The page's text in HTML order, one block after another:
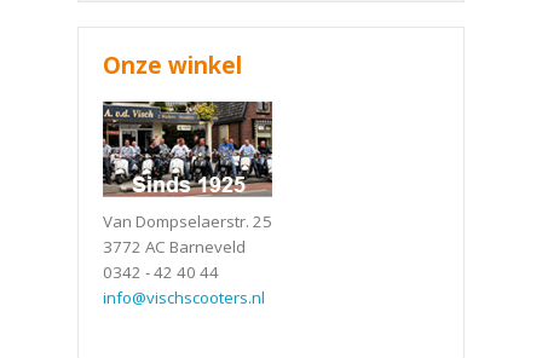
Onze winkel
Van Dompselaerstr. 25
3772 AC Barneveld
0342 - 42 40 44
info@vischscooters.nl